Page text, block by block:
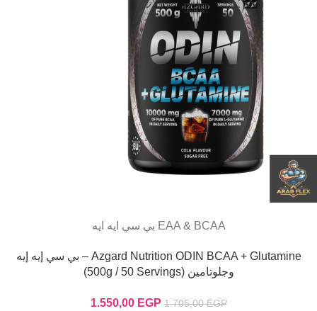
EAA & BCAA بي سي ايه ايه
Azgard Nutrition ODIN BCAA + Glutamine – بي سي إيه إيه
وجلوتامين (500g / 50 Servings)
1.705,00EGP
1.550,00 EGP